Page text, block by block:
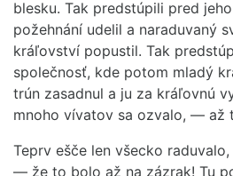
blesku. Tak predstúpili pred
požehnání udelil a naraduvaný
kráľovství popustil. Tak
společnosť, kde potom mladý
trún zasadnul a ju za kráľovnú
mnoho vívatov sa ozvalo, — až
Teprv ešče len všecko
— že to bolo až na zázrak! Tu